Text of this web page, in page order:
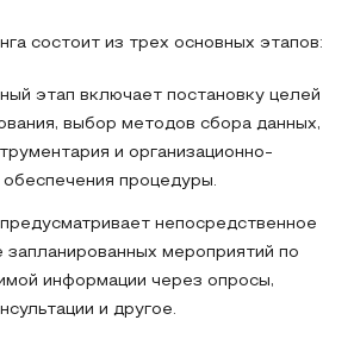
состоит из трех основных этапов:
этап включает постановку целей
выбор методов сбора данных,
и организационно-
процедуры.
непосредственное
мероприятий по
информации через опросы,
и другое.